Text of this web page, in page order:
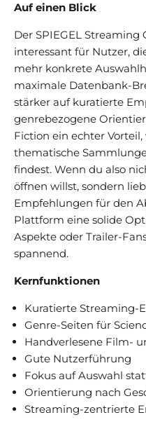
Auf einen Blick
Der SPIEGEL Streaming
interessant für Nutzer,
mehr konkrete
maximale Datenbank-
stärker auf kuratierte
genrebezogene
Fiction ein echter
thematische
findest. Wenn du also
öffnen willst, sondern
Empfehlungen für den
Plattform eine solide
Aspekte oder Trailer-
spannend.
Kernfunktionen
Kuratierte Streaming-
Genre-Seiten für
Handverlesene Film-
Gute Nutzerführung
Fokus auf Auswahl
Orientierung nach
Streaming-zentrierte